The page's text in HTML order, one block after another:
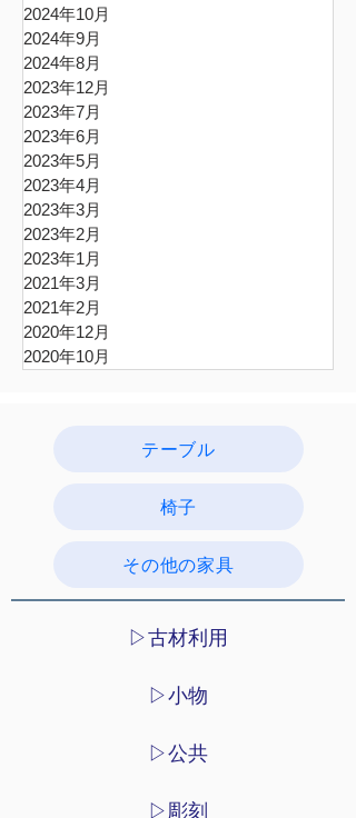
2024年10月
2024年9月
2024年8月
2023年12月
2023年7月
2023年6月
2023年5月
2023年4月
2023年3月
2023年2月
2023年1月
2021年3月
2021年2月
2020年12月
2020年10月
テーブル
椅子
その他の家具
▷古材利用
▷小物
▷公共
▷彫刻